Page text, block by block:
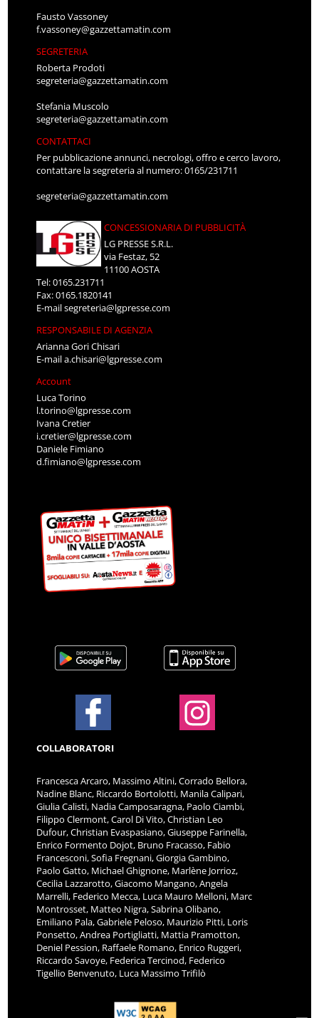
Fausto Vassoney
f.vassoney@gazzettamatin.com
SEGRETERIA
Roberta Prodoti
segreteria@gazzettamatin.com
Stefania Muscolo
segreteria@gazzettamatin.com
CONTATTACI
Per pubblicazione annunci, necrologi, offro e cerco lavoro,
contattare la segreteria al numero: 0165/231711
segreteria@gazzettamatin.com
CONCESSIONARIA DI PUBBLICITÀ
LG PRESSE S.R.L.
via Festaz, 52
11100 AOSTA
Tel: 0165.231711
Fax: 0165.1820141
E-mailsegreteria@lgpresse.com
RESPONSABILE DI AGENZIA
Arianna Gori Chisari
E-maila.chisari@lgpresse.com
Account
Luca Torino
l.torino@lgpresse.com
Ivana Cretier
i.cretier@lgpresse.com
Daniele Fimiano
d.fimiano@lgpresse.com
COLLABORATORI
Francesca Arcaro, Massimo Altini, Corrado Bellora,
Nadine Blanc, Riccardo Bortolotti, Manila Calipari,
Giulia Calisti, Nadia Camposaragna, Paolo Ciambi,
Filippo Clermont, Carol Di Vito, Christian Leo
Dufour, Christian Evaspasiano, Giuseppe Farinella,
Enrico Formento Dojot, Bruno Fracasso, Fabio
Francesconi, Sofia Fregnani, Giorgia Gambino,
Paolo Gatto, Michael Ghignone, Marlène Jorrioz,
Cecilia Lazzarotto, Giacomo Mangano, Angela
Marrelli, Federico Mecca, Luca Mauro Melloni, Marc
Montrosset, Matteo Nigra, Sabrina Olibano,
Emiliano Pala, Gabriele Peloso, Maurizio Pitti, Loris
Ponsetto, Andrea Portigliatti, Mattia Pramotton,
Deniel Pession, Raffaele Romano, Enrico Ruggeri,
Riccardo Savoye, Federica Tercinod, Federico
Tigellio Benvenuto, Luca Massimo Trifilò